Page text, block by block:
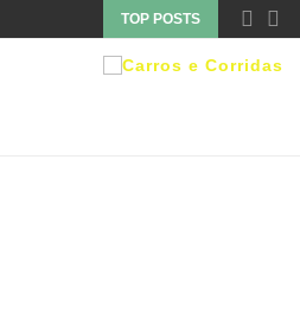
TOP POSTS